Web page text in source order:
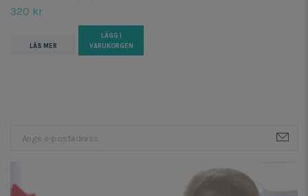
320 kr
LÄS MER
LÄGG I
VARUKORGEN